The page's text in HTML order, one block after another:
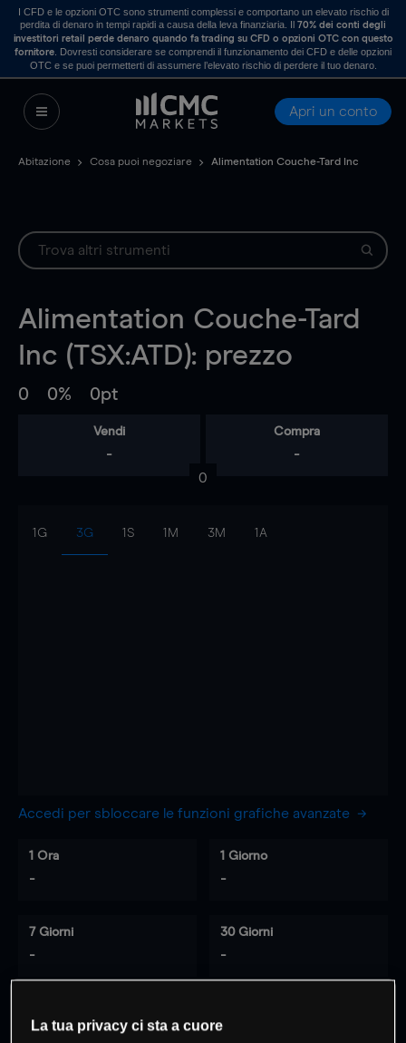
I CFD e le opzioni OTC sono strumenti complessi e comportano un elevato rischio di
perdita di denaro in tempi rapidi a causa della leva finanziaria. Il70% dei conti degli
investitori retail perde denaro quando fa trading su CFD o opzioni OTC con questo
fornitore . Dovresti considerare se comprendi il funzionamento dei CFD e delle opzioni
OTC e se puoi permetterti di assumere l’elevato rischio di perdere il tuo denaro.
Apri un conto
Abitazione Cosa puoi negoziare Alimentation Couche-Tard Inc
Alimentation Couche-Tard
Inc (TSX:ATD): prezzo
0 0% 0pt
Vendi
-
Compra
-
0
1G 3G 1S 1M 3M 1A
Accedi per sbloccare le funzioni grafiche avanzate
1 Ora
-
1 Giorno
-
7 Giorni
-
30 Giorni
-
0 % dei clienti hanno posizioni
La tua privacy ci sta a cuore